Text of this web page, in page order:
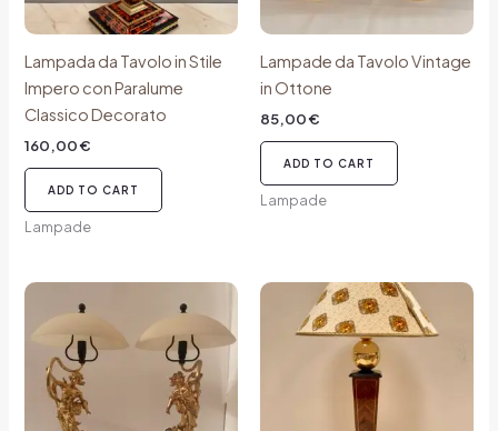
Lampada da Tavolo in Stile
Impero con Paralume
Classico Decorato
160,00€
ADD TO CART
Lampade
Lampade da Tavolo Vintage
in Ottone
85,00€
ADD TO CART
Lampade